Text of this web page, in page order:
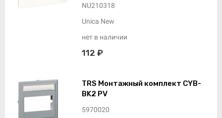
NU210318
Unica New
нет в наличии
112 ₽
TRS Монтажный комплект CYB-
BK2 PV
5970020